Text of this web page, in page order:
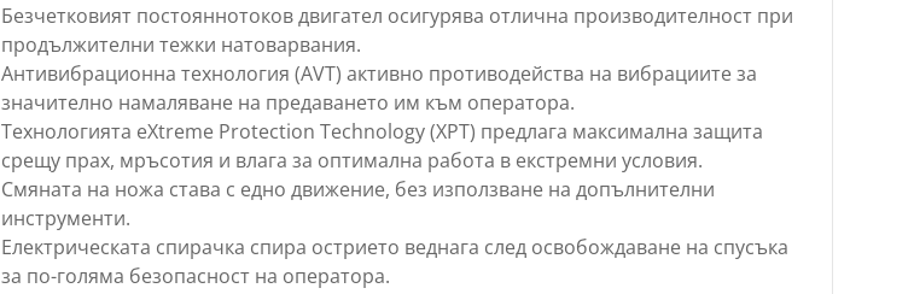
Безчетковият постояннотоков двигател осигурява отлична производителност при
продължителни тежки натоварвания.
Антивибрационна технология (AVT) активно противодейства на вибрациите за
значително намаляване на предаването им към оператора.
Технологията eXtreme Protection Technology (XPT) предлага максимална защита
срещу прах, мръсотия и влага за оптимална работа в екстремни условия.
Смяната на ножа става с едно движение, без използване на допълнителни
инструменти.
Електрическата спирачка спира острието веднага след освобождаване на спусъка
за по-голяма безопасност на оператора.